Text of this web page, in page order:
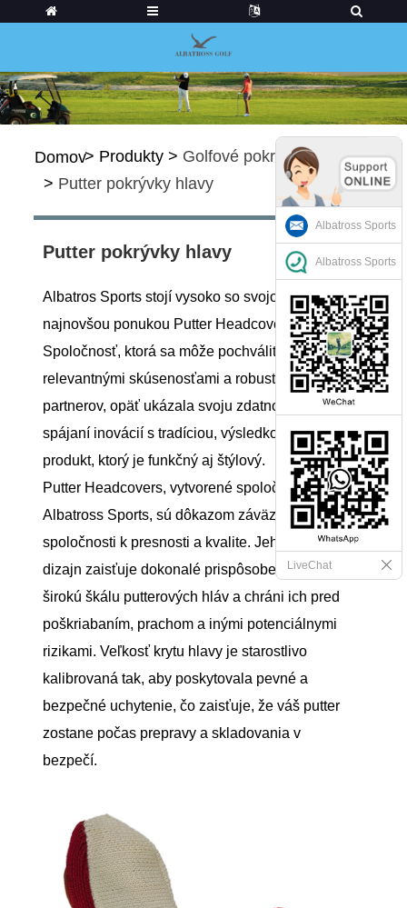
Domov> Produkty > Golfové pokrývky hlavy
> Putter pokrývky hlavy
Putter pokrývky hlavy
Albatros Sports stojí vysoko so svojou
najnovšou ponukou Putter Headcovers.
Spoločnosť, ktorá sa môže pochváliť
relevantnými skúsenosťami a robustnou sieťou
partnerov, opäť ukázala svoju zdatnosť pri
spájaní inovácií s tradíciou, výsledkom čoho je
produkt, ktorý je funkčný aj štýlový.
Putter Headcovers, vytvorené spoločnosťou
Albatross Sports, sú dôkazom záväzku
spoločnosti k presnosti a kvalite. Jeho precízny
dizajn zaisťuje dokonalé prispôsobenie pre
širokú škálu putterových hláv a chráni ich pred
poškriabaním, prachom a inými potenciálnymi
rizikami. Veľkosť krytu hlavy je starostlivo
kalibrovaná tak, aby poskytovala pevné a
bezpečné uchytenie, čo zaisťuje, že váš putter
zostane počas prepravy a skladovania v
bezpečí.
Albatross Sports
Albatross Sports
LiveChat